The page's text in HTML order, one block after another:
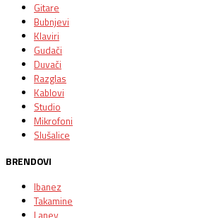
Gitare
Bubnjevi
Klaviri
Gudači
Duvači
Razglas
Kablovi
Studio
Mikrofoni
Slušalice
BRENDOVI
Ibanez
Takamine
Laney